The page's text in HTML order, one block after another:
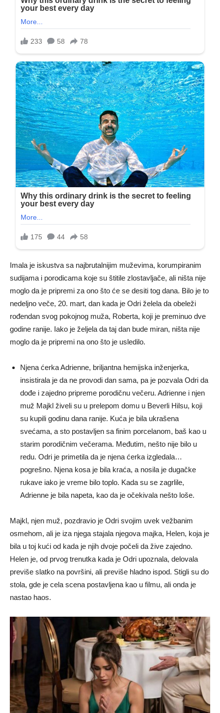
Imala je iskustva sa najbrutalnijim muževima, korumpiranim
sudijama i porodicama koje su štitile zlostavljače, ali ništa nije
moglo da je pripremi za ono što će se desiti tog dana. Bilo je to
nedeljno veče, 20. mart, dan kada je Odri želela da obeleži
rođendan svog pokojnog muža, Roberta, koji je preminuo dve
godine ranije. Iako je željela da taj dan bude miran, ništa nije
moglo da je pripremi na ono što je usledilo.
Njena ćerka Adrienne, briljantna hemijska inženjerka,
insistirala je da ne provodi dan sama, pa je pozvala Odri da
dođe i zajedno pripreme porodičnu večeru. Adrienne i njen
muž Majkl živeli su u prelepom domu u Beverli Hilsu, koji
su kupili godinu dana ranije. Kuća je bila ukrašena
svećama, a sto postavljen sa finim porcelanom, baš kao u
starim porodičnim večerama. Međutim, nešto nije bilo u
redu. Odri je primetila da je njena ćerka izgledala…
pogrešno. Njena kosa je bila kraća, a nosila je dugačke
rukave iako je vreme bilo toplo. Kada su se zagrlile,
Adrienne je bila napeta, kao da je očekivala nešto loše.
Majkl, njen muž, pozdravio je Odri svojim uvek vežbanim
osmehom, ali je iza njega stajala njegova majka, Helen, koja je
bila u toj kući od kada je njih dvoje počeli da žive zajedno.
Helen je, od prvog trenutka kada je Odri upoznala, delovala
previše slatko na površini, ali previše hladno ispod. Stigli su do
stola, gde je cela scena postavljena kao u filmu, ali onda je
nastao haos.